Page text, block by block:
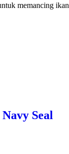
memancing ikan
Seal